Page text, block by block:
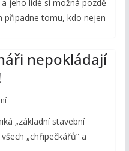
jeho lidé si možná pozdě
připadne tomu, kdo nejen
nepokládají
„základní stavební
„chřipečkářů“ a